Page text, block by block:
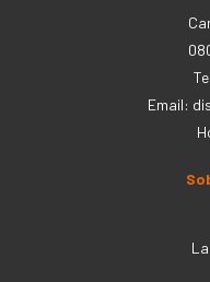
Email: